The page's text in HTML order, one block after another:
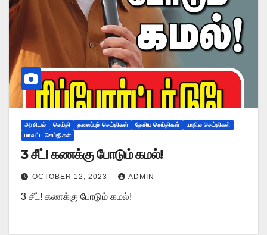
அரசியல் செய்தி தலைப்புச் செய்திகள் தேசிய செய்திகள்
மாநில செய்திகள்
மாவட்ட செய்திகள்
3 சீட்! கணக்கு போடும் கமல்!
OCTOBER 12, 2023 ADMIN
3 சீட்! கணக்கு போடும் கமல்!